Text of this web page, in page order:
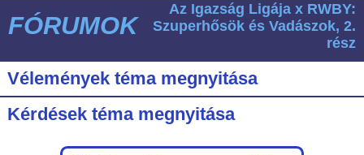
FÓRUMOK
Az Igazság Ligája x RWBY:
Szuperhősök és Vadászok, 2.
rész
Vélemények téma megnyitása
Kérdések téma megnyitása